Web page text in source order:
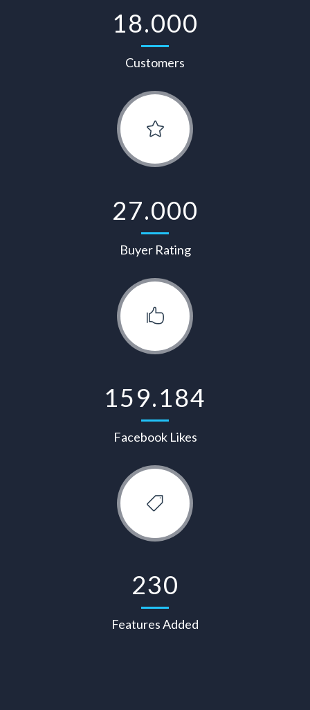
18.000
Customers
27.000
Buyer Rating
159.184
Facebook Likes
230
Features Added